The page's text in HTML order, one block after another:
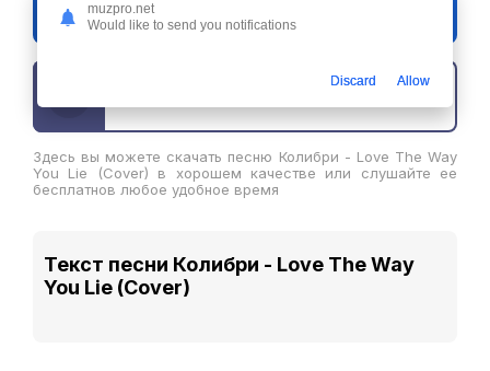
Колибри - Love The Way You Lie (Cover)
Здесь вы можете скачать песню Колибри - Love The Way
You Lie (Cover) в хорошем качестве или слушайте ее
бесплатнов любое удобное время
Текст песни Колибри - Love The Way
You Lie (Cover)
muzpro.net
Would like to send you notifications
Discard Allow